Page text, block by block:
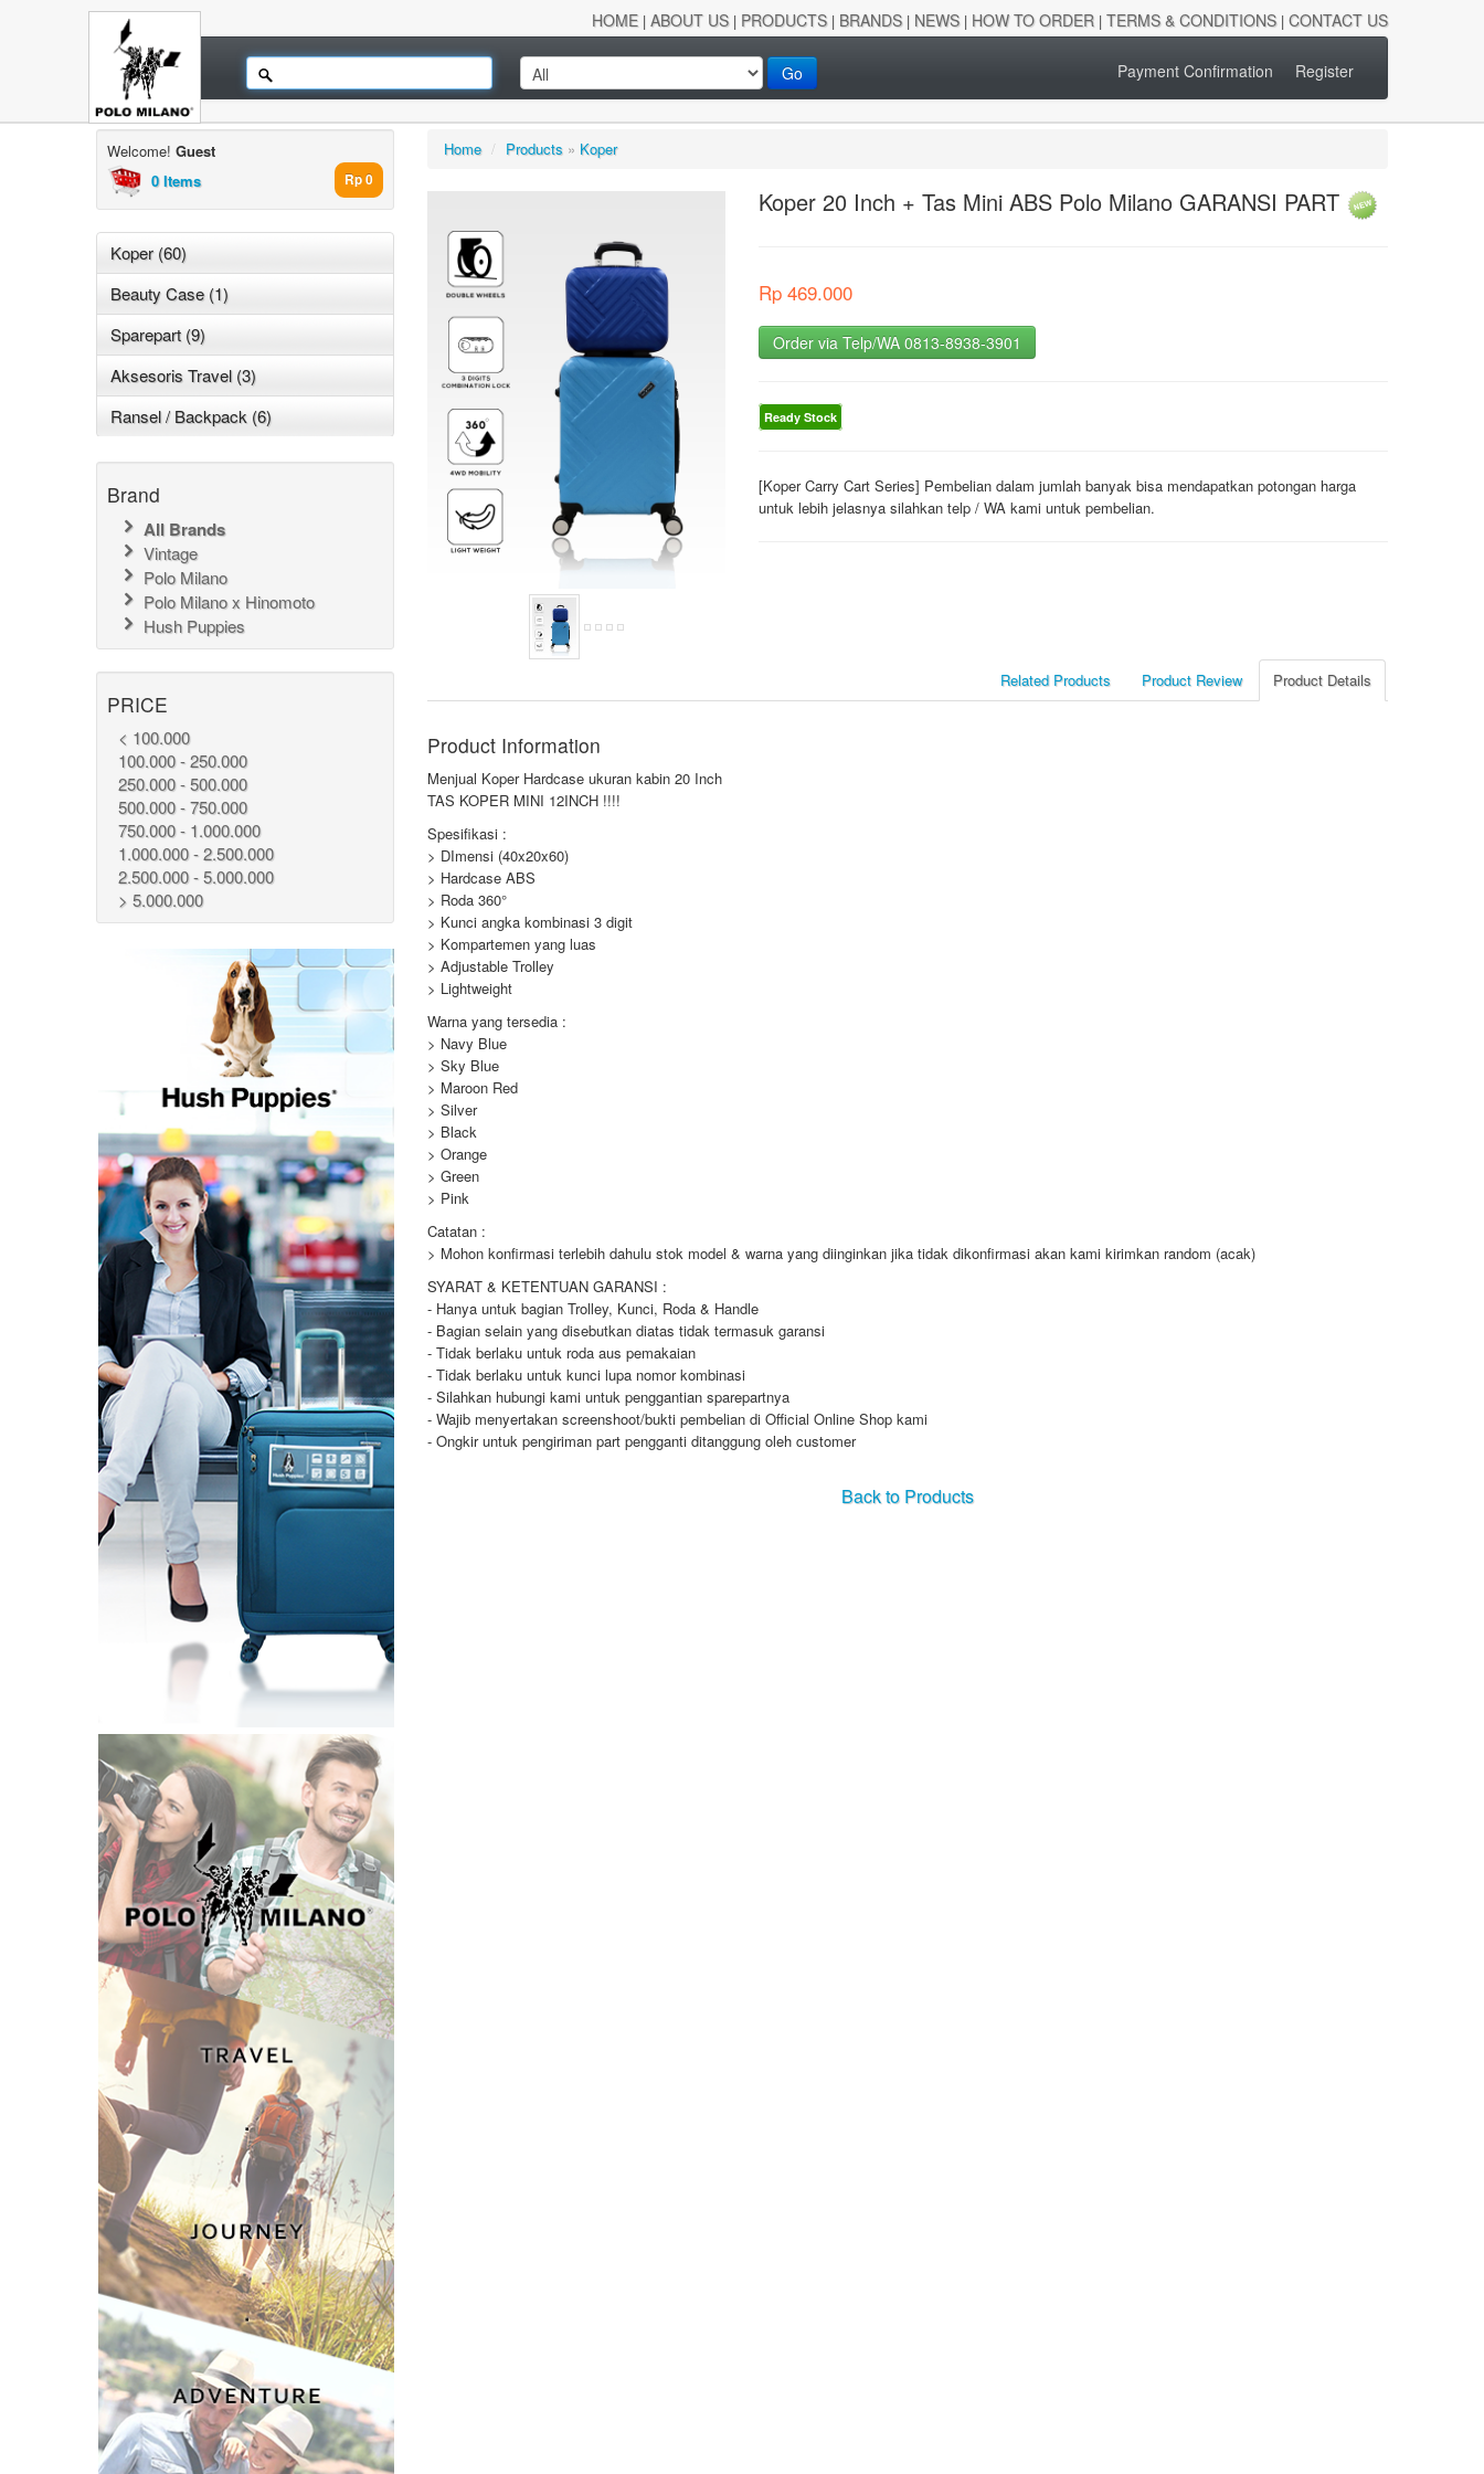
HOME | ABOUT US| PRODUCTS| BRANDS| NEWS| HOW TO ORDER | TERMS & CONDITIONS| CONTACT US
Go Payment Confirmation Register
Welcome! Guest
0 Items
Rp 0
Koper (60)
Beauty Case (1)
Sparepart (9)
Aksesoris Travel (3)
Ransel / Backpack (6)
Brand
All Brands
Vintage
Polo Milano
Polo Milano x Hinomoto
Hush Puppies
PRICE
< 100.000
100.000 - 250.000
250.000 - 500.000
500.000 - 750.000
750.000 - 1.000.000
1.000.000 - 2.500.000
2.500.000 - 5.000.000
> 5.000.000
Home / Products » Koper
Koper 20 Inch + Tas Mini ABS Polo Milano GARANSI PART
Rp 469.000
Order via Telp/WA 0813-8938-3901
Ready Stock
[Koper Carry Cart Series] Pembelian dalam jumlah banyak bisa mendapatkan potongan harga
untuk lebih jelasnya silahkan telp / WA kami untuk pembelian.
Product Details
Product Review
Related Products
Product Information
Menjual Koper Hardcase ukuran kabin 20 Inch
TAS KOPER MINI 12INCH !!!!
Spesifikasi :
> DImensi (40x20x60)
> Hardcase ABS
> Roda 360°
> Kunci angka kombinasi 3 digit
> Kompartemen yang luas
> Adjustable Trolley
> Lightweight
Warna yang tersedia :
> Navy Blue
> Sky Blue
> Maroon Red
> Silver
> Black
> Orange
> Green
> Pink
Catatan :
> Mohon konfirmasi terlebih dahulu stok model & warna yang diinginkan jika tidak dikonfirmasi akan kami kirimkan random (acak)
SYARAT & KETENTUAN GARANSI :
- Hanya untuk bagian Trolley, Kunci, Roda & Handle
- Bagian selain yang disebutkan diatas tidak termasuk garansi
- Tidak berlaku untuk roda aus pemakaian
- Tidak berlaku untuk kunci lupa nomor kombinasi
- Silahkan hubungi kami untuk penggantian sparepartnya
- Wajib menyertakan screenshoot/bukti pembelian di Official Online Shop kami
- Ongkir untuk pengiriman part pengganti ditanggung oleh customer
Back to Products